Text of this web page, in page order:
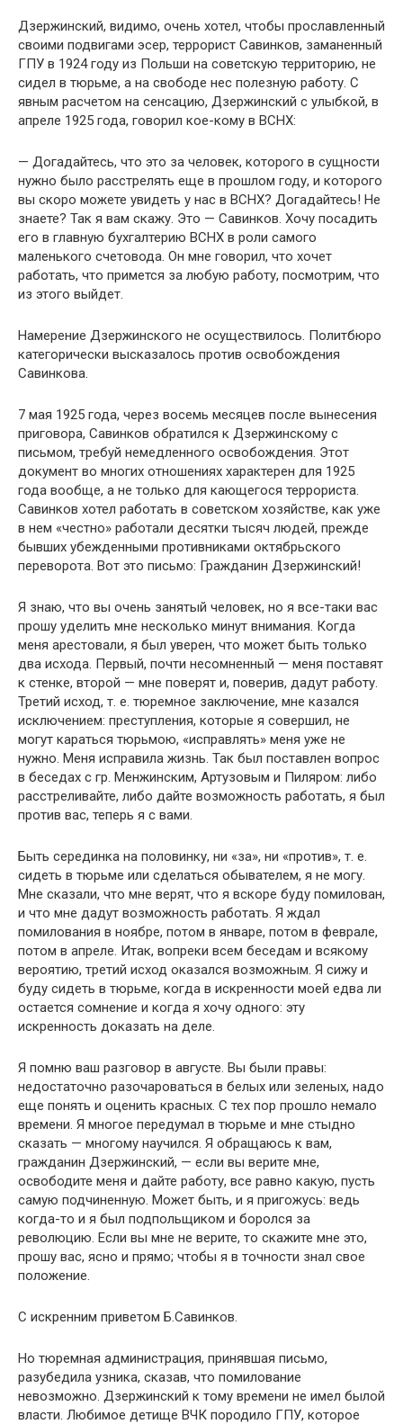
Дзержинский, видимо, очень хотел, чтобы прославленный
своими подвигами эсер, террорист Савинков, заманенный
ГПУ в 1924 году из Польши на советскую территорию, не
сидел в тюрьме, а на свободе нес полезную работу. С
явным расчетом на сенсацию, Дзержинский с улыбкой, в
апреле 1925 года, говорил кое-кому в ВСНХ:
— Догадайтесь, что это за человек, которого в сущности
нужно было расстрелять еще в прошлом году, и которого
вы скоро можете увидеть у нас в ВСНХ? Догадайтесь! Не
знаете? Так я вам скажу. Это — Савинков. Хочу посадить
его в главную бухгалтерию ВСНХ в роли самого
маленького счетовода. Он мне говорил, что хочет
работать, что примется за любую работу, посмотрим, что
из этого выйдет.
Намерение Дзержинского не осуществилось. Политбюро
категорически высказалось против освобождения
Савинкова.
7 мая 1925 года, через восемь месяцев после вынесения
приговора, Савинков обратился к Дзержинскому с
письмом, требуй немедленного освобождения. Этот
документ во многих отношениях характерен для 1925
года вообще, а не только для кающегося террориста.
Савинков хотел работать в советском хозяйстве, как уже
в нем «честно» работали десятки тысяч людей, прежде
бывших убежденными противниками октябрьского
переворота. Вот это письмо: Гражданин Дзержинский!
Я знаю, что вы очень занятый человек, но я все-таки вас
прошу уделить мне несколько минут внимания. Когда
меня арестовали, я был уверен, что может быть только
два исхода. Первый, почти несомненный — меня поставят
к стенке, второй — мне поверят и, поверив, дадут работу.
Третий исход, т. е. тюремное заключение, мне казался
исключением: преступления, которые я совершил, не
могут караться тюрьмою, «исправлять» меня уже не
нужно. Меня исправила жизнь. Так был поставлен вопрос
в беседах с гр. Менжинским, Артузовым и Пиляром: либо
расстреливайте, либо дайте возможность работать, я был
против вас, теперь я с вами.
Быть серединка на половинку, ни «за», ни «против», т. е.
сидеть в тюрьме или сделаться обывателем, я не могу.
Мне сказали, что мне верят, что я вскоре буду помилован,
и что мне дадут возможность работать. Я ждал
помилования в ноябре, потом в январе, потом в феврале,
потом в апреле. Итак, вопреки всем беседам и всякому
вероятию, третий исход оказался возможным. Я сижу и
буду сидеть в тюрьме, когда в искренности моей едва ли
остается сомнение и когда я хочу одного: эту
искренность доказать на деле.
Я помню ваш разговор в августе. Вы были правы:
недостаточно разочароваться в белых или зеленых, надо
еще понять и оценить красных. С тех пор прошло немало
времени. Я многое передумал в тюрьме и мне стыдно
сказать — многому научился. Я обращаюсь к вам,
гражданин Дзержинский, — если вы верите мне,
освободите меня и дайте работу, все равно какую, пусть
самую подчиненную. Может быть, и я пригожусь: ведь
когда-то и я был подпольщиком и боролся за
революцию. Если вы мне не верите, то скажите мне это,
прошу вас, ясно и прямо; чтобы я в точности знал свое
положение.
С искренним приветом Б.Савинков.
Но тюремная администрация, принявшая письмо,
разубедила узника, сказав, что помилование
невозможно. Дзержинский к тому времени не имел былой
власти. Любимое детище ВЧК породило ГПУ, которое